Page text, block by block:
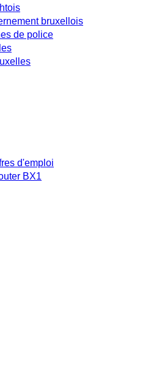
bruxellois
de police
d'emploi
BX1